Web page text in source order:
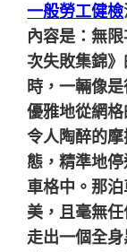
一般勞工健檢
內容是：無
次失敗集錦
時，一輛像
優雅地從網
令人陶醉的
態，精準地
車格中。那
美，且毫無
走出一個全